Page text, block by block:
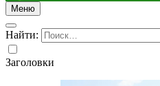
Меню
Найти:
Заголовки